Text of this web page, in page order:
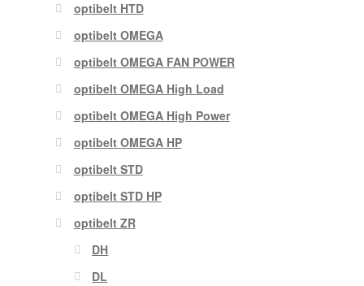
optibelt HTD
optibelt OMEGA
optibelt OMEGA FAN POWER
optibelt OMEGA High Load
optibelt OMEGA High Power
optibelt OMEGA HP
optibelt STD
optibelt STD HP
optibelt ZR
DH
DL